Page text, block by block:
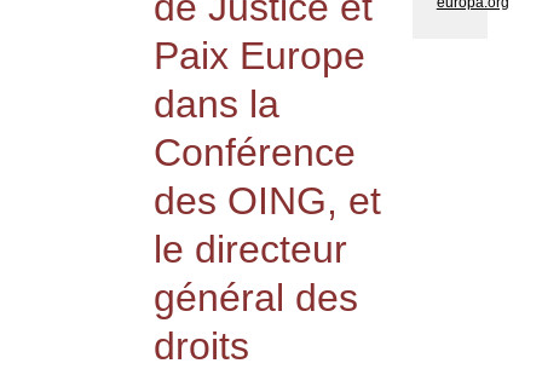
Paix Europe
dans la
Conférence
des OING, et
le directeur
général des
droits